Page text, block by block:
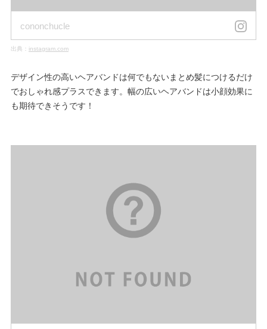
cononchucle
出典： instagram.com
デザイン性の高いヘアバンドは何でもないまとめ髪につけるだけ
でおしゃれ感プラスできます。幅の広いヘアバンドは小顔効果に
も期待できそうです！